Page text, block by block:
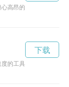
高昂的费用了，雷霆
的工具，可以在数据
下载